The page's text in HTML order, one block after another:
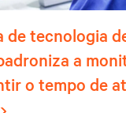
de tecnologia
a
o tempo de